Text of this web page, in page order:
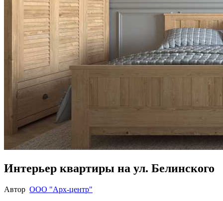
Интерьер квартиры на ул. Белинского
Автор ООО "Арх-центр"